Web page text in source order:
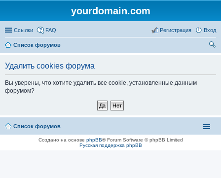
yourdomain.com
Ссылки FAQ Вход
Регистрация
Список форумов
Удалить cookies форума
Вы уверены, что хотите удалить все cookie, установленные данным
форумом?
Список форумов
Создано на основе phpBB® Forum Software © phpBB Limited
Русская поддержка phpBB